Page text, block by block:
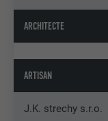
ARCHITECTE
ARTISAN
J.K. strechy s.r.o.